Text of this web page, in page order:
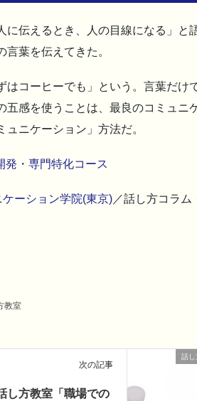
伝えるとき、人の目線になる」と
葉を伝えてきた。
はコーヒーでも」という。言葉だけ
五感を使うことは、最良のコミュニ
ニケーション」方法だ。
発・専門特化コース
ーション学院(東京) ／話し方コラム
教室
話
次の記事
し方教室「職場での